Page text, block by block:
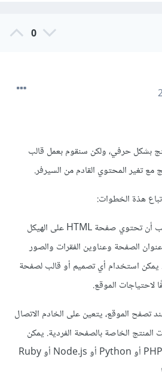
0
بشكل حرفي، ولكن سنقوم بعمل قالب
تغير المحتوي القادم من السيرفر.
هذة الخطوات:
1- إنشاء صفحة HTML: يجب أن تحتوي صفحة HTML على الهيكل
الصفحة وعناوين الفقرات والصور
يمكن استخدام أي تصميم أو قالب لصفحة
تصفح الموقع، يتعين على الخادم الاتصال
المنتج الخاصة بالصفحة الفردية. يمكن
استخدام أي لغة برمجة مثل PHP أو Python أو Node.js أو Ruby